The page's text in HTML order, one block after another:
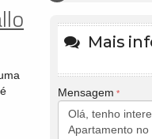
Mais
Mensagem